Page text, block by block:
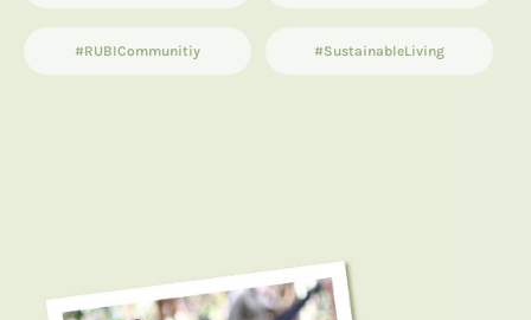
#RUBICommunitiy #SustainableLiving